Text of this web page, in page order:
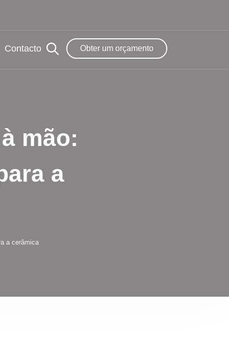
Contacto Obter um orçamento
mão:
a
a cerâmica